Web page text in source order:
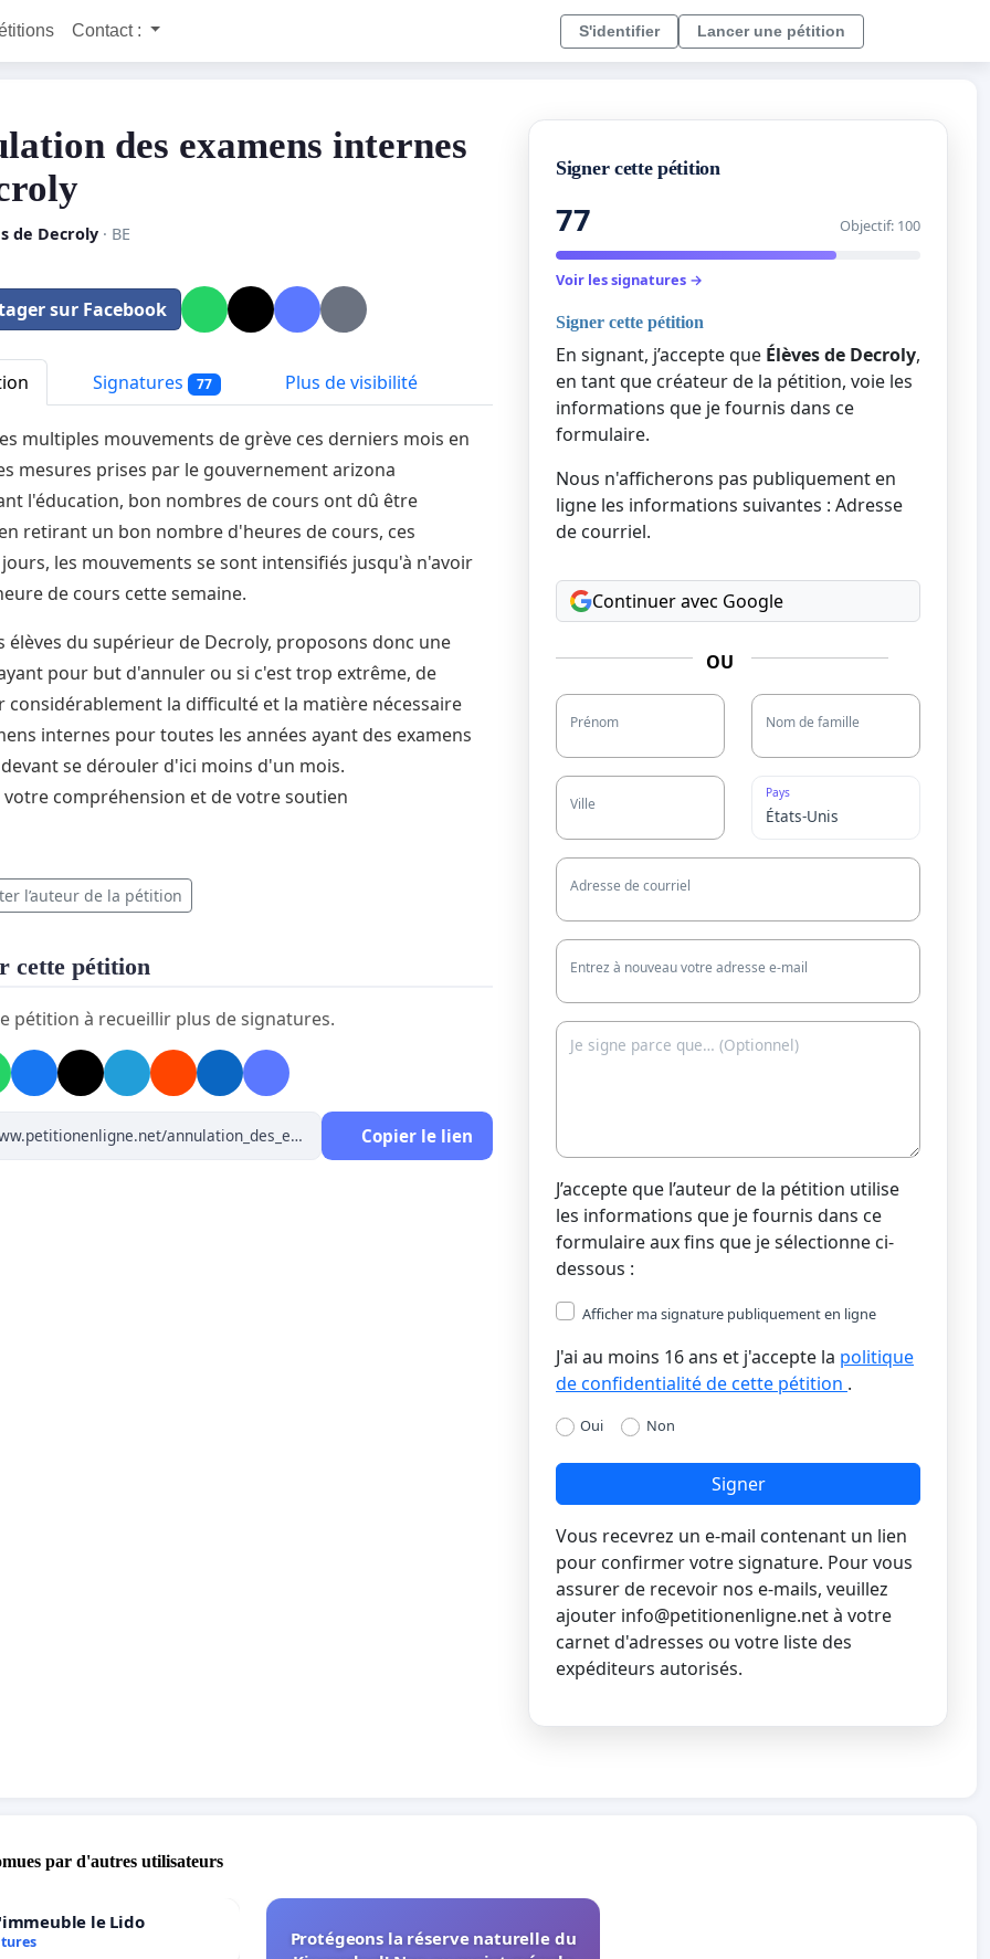
Contact : S'identifier Lancer une pétition
des examens internes
de Decroly· BE
sur Facebook
Signatures 77 Plus de visibilité
multiples mouvements de grève ces derniers mois en
mesures prises par le gouvernement arizona
l'éducation, bon nombres de cours ont dû être
retirant un bon nombre d'heures de cours, ces
les mouvements se sont intensifiés jusqu'à n'avoir
de cours cette semaine.
élèves du supérieur de Decroly, proposons donc une
pour but d'annuler ou si c'est trop extrême, de
considérablement la difficulté et la matière nécessaire
internes pour toutes les années ayant des examens
se dérouler d'ici moins d'un mois.
compréhension et de votre soutien
l’auteur de la pétition
cette pétition
pétition à recueillir plus de signatures.
Copier le lien
Signer cette pétition
77 Objectif: 100
Voir les signatures →
Signer cette pétition
En signant, j’accepte que Élèves de Decroly,
en tant que créateur de la pétition, voie les
informations que je fournis dans ce
formulaire.
Nous n'afficherons pas publiquement en
ligne les informations suivantes : Adresse
de courriel.
Continuer avec Google
OU
Prénom Nom de famille
Ville
Pays
Adresse de courriel
Entrez à nouveau votre adresse e-mail
J’accepte que l’auteur de la pétition utilise
les informations que je fournis dans ce
formulaire aux fins que je sélectionne ci-
dessous :
Afficher ma signature publiquement en ligne
J'ai au moins 16 ans et j'accepte la politique
de confidentialité de cette pétition .
Oui Non
Signer
Vous recevrez un e-mail contenant un lien
pour confirmer votre signature. Pour vous
assurer de recevoir nos e-mails, veuillez
ajouter info@petitionenligne.netà votre
carnet d'adresses ou votre liste des
expéditeurs autorisés.
par d'autres utilisateurs
le Lido
Protégeons la réserve naturelle du